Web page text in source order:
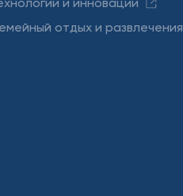
отдых и развлечения